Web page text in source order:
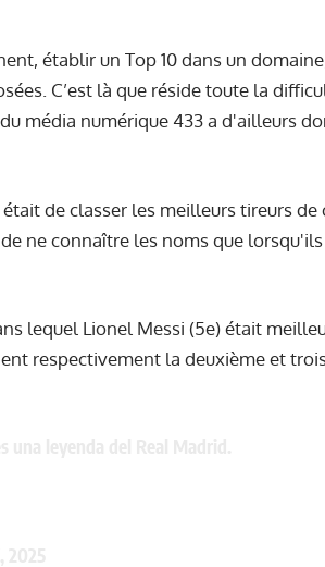
établir un Top 10 dans un
C’est là que réside toute la
média numérique 433 a d'ailleurs
de classer les meilleurs tireurs de
ne connaître les noms que
lequel Lionel Messi (5e) était
respectivement la deuxième et